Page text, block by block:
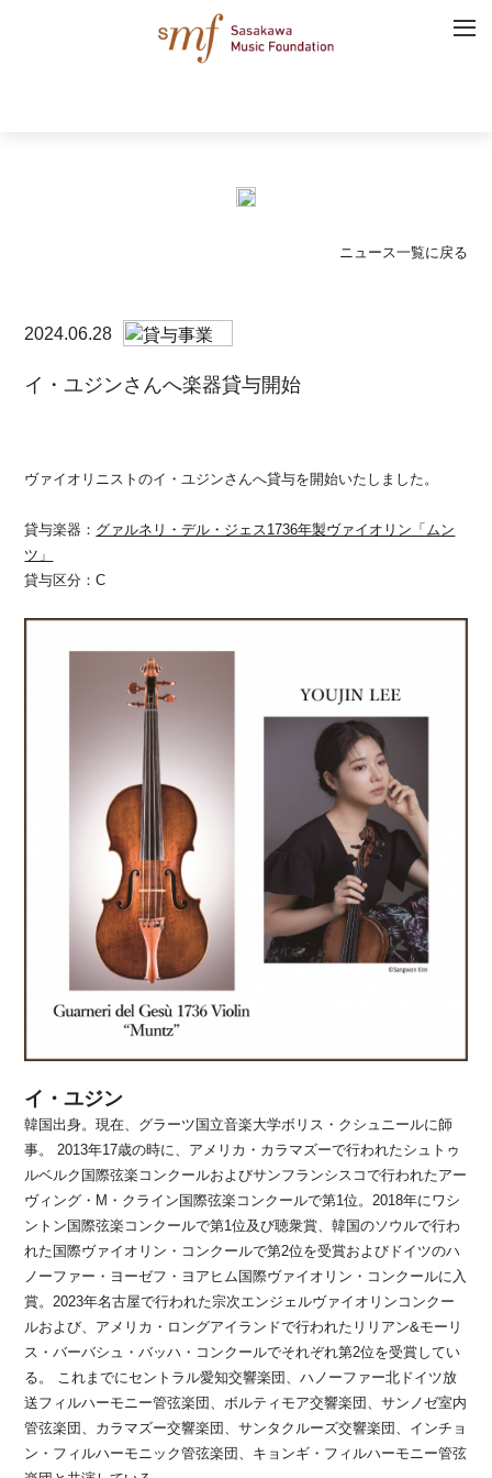
ニュース一覧に戻る
2024.06.28
イ・ユジンさんへ楽器貸与開始
ヴァイオリニストのイ・ユジンさんへ貸与を開始いたしました。
貸与楽器： グァルネリ・デル・ジェス1736年製ヴァイオリン「ムン
ツ」
貸与区分：C
イ・ユジン
韓国出身。現在、グラーツ国立音楽大学ボリス・クシュニールに師
事。 2013年17歳の時に、アメリカ・カラマズーで行われたシュトゥ
ルベルク国際弦楽コンクールおよびサンフランシスコで行われたアー
ヴィング・M・クライン国際弦楽コンクールで第1位。2018年にワシ
ントン国際弦楽コンクールで第1位及び聴衆賞、韓国のソウルで行わ
れた国際ヴァイオリン・コンクールで第2位を受賞およびドイツのハ
ノーファー・ヨーゼフ・ヨアヒム国際ヴァイオリン・コンクールに入
賞。2023年名古屋で行われた宗次エンジェルヴァイオリンコンクー
ルおよび、アメリカ・ロングアイランドで行われたリリアン&モーリ
ス・バーバシュ・バッハ・コンクールでそれぞれ第2位を受賞してい
る。 これまでにセントラル愛知交響楽団、ハノーファー北ドイツ放
送フィルハーモニー管弦楽団、ボルティモア交響楽団、サンノゼ室内
管弦楽団、カラマズー交響楽団、サンタクルーズ交響楽団、インチョ
ン・フィルハーモニック管弦楽団、キョンギ・フィルハーモニー管弦